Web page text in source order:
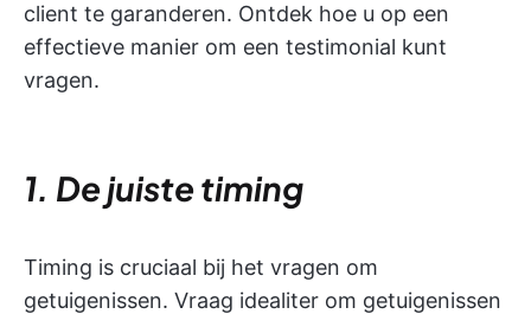
client te garanderen. Ontdek hoe u op een
effectieve manier om een testimonial kunt
vragen.
1. De juiste timing
Timing is cruciaal bij het vragen om
getuigenissen. Vraag idealiter om getuigenissen